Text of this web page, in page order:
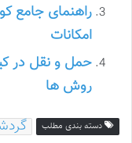
راهنمای جامع
امکانات
حمل و نقل در
روش ها
دسته بندی مطلب